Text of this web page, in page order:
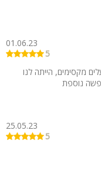
01.06.23
5
מקסימים, הייתה לנו
נוספת
25.05.23
5